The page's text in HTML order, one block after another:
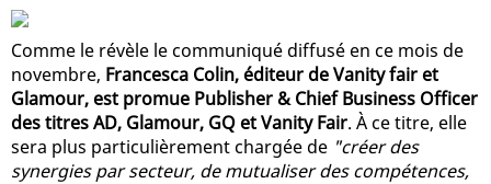
Comme le révèle le communiqué diffusé en ce mois de
novembre, Francesca Colin, éditeur de Vanity fair et
Glamour, est promue Publisher & Chief Business Officer
des titres AD, Glamour, GQ et Vanity Fair. À ce titre, elle
sera plus particulièrement chargée de "créer des
synergies par secteur, de mutualiser des compétences,